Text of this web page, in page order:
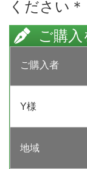
ください＊
ご購
ご購入者
Y様
地域